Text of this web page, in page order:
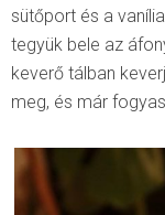
sütőport és a
tegyük bele az
keverő tálban
meg, és már